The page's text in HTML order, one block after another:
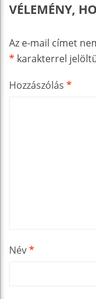
VÉLEMÉNY,
Az e-mail címet
* karakterrel
Hozzászólás *
Név*